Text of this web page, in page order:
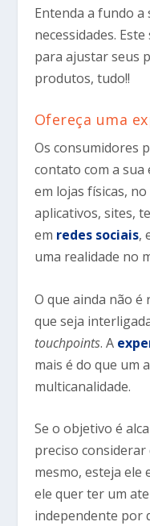
Entenda a fundo a
necessidades.
para ajustar seus
produtos, tudo!!
Ofereça uma
Os consumidores
contato com a sua
em lojas físicas,
aplicativos, sites,
em redes sociais,
uma realidade no
O que ainda não é
que seja
touchpoints. A
mais é do que um
multicanalidade.
Se o objetivo é
preciso
mesmo, esteja ele
ele quer ter um
independente por